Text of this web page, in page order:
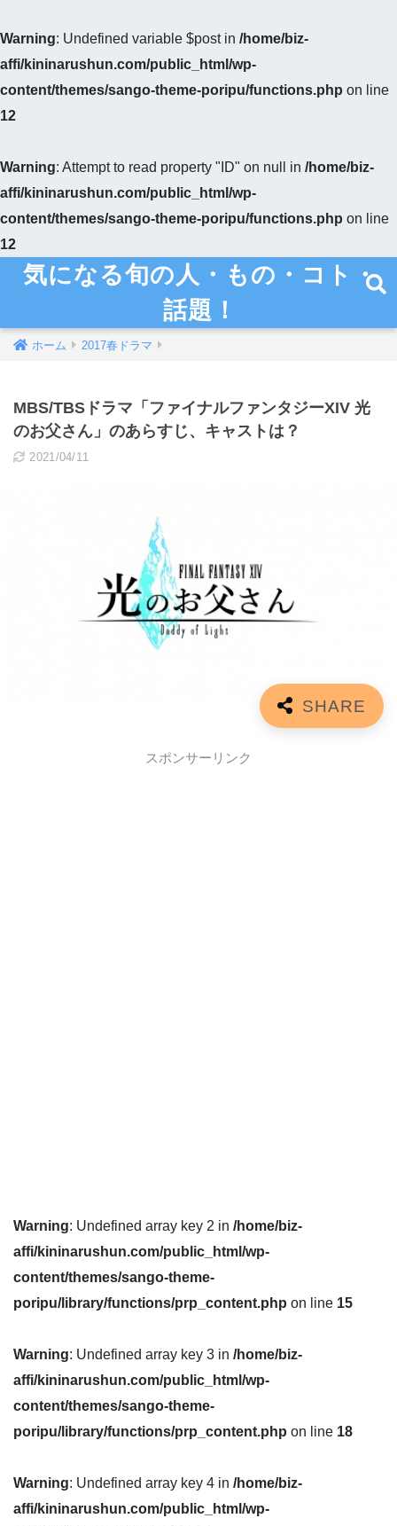
Warning: Undefined variable $post in /home/biz-
affi/kininarushun.com/public_html/wp-
content/themes/sango-theme-poripu/functions.php on line
12
Warning: Attempt to read property "ID" on null in /home/biz-
affi/kininarushun.com/public_html/wp-
content/themes/sango-theme-poripu/functions.php on line
12
気になる旬の人・もの・コト・
話題！
ホーム 2017春ドラマ
MBS/TBSドラマ「ファイナルファンタジーXIV 光
のお父さん」のあらすじ、キャストは？
2021/04/11
スポンサーリンク
Warning: Undefined array key 2 in /home/biz-
affi/kininarushun.com/public_html/wp-
content/themes/sango-theme-
poripu/library/functions/prp_content.php on line 15
Warning: Undefined array key 3 in /home/biz-
affi/kininarushun.com/public_html/wp-
content/themes/sango-theme-
poripu/library/functions/prp_content.php on line 18
Warning: Undefined array key 4 in /home/biz-
affi/kininarushun.com/public_html/wp-